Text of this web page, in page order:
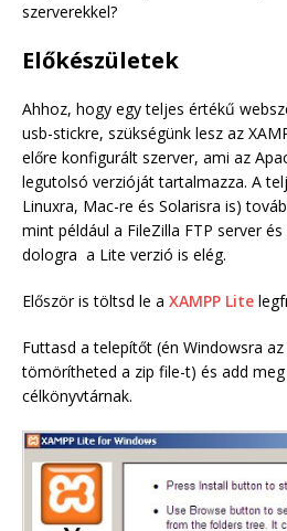
szerverekkel?
Előkészületek
Ahhoz, hogy egy teljes értékű
usb-stickre, szükségünk lesz az
előre konfigurált szerver, ami az
legutolsó verzióját tartalmazza. A
Linuxra, Mac-re és Solarisra is)
mint például a FileZilla FTP server
dologra a Lite verzió is elég.
Először is töltsd le a XAMPP Lite
Futtasd a telepítőt (én Windowsra
tömörítheted a zip file-t) és add meg
célkönyvtárnak.